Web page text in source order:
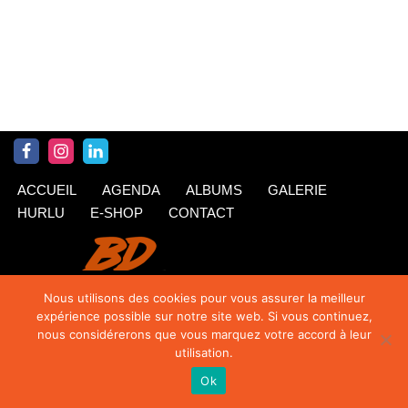
ACCUEIL AGENDA ALBUMS
GALERIE
HURLU
E-SHOP CONTACT
TipTop
Nous utilisons des cookies pour vous assurer la meilleur
expérience possible sur notre site web. Si vous continuez,
nous considérerons que vous marquez votre accord à leur
utilisation.
Ok